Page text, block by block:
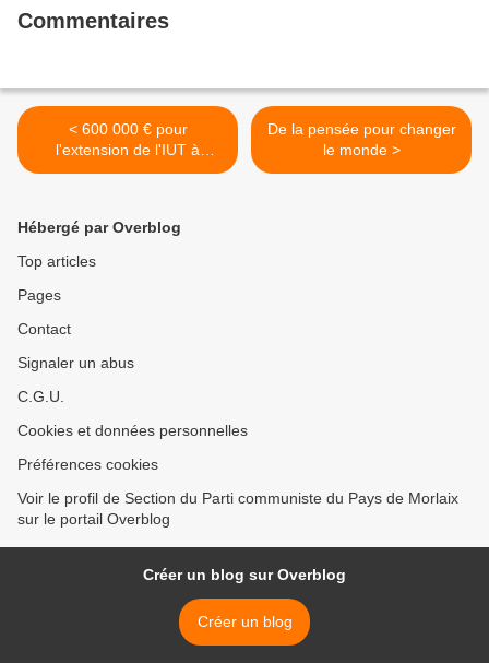
Commentaires
< 600 000 € pour
l'extension de l'IUT à
Morlaix et une convention
sur la conception
gouvernementale de
De la pensée pour changer
le monde >
Hébergé par Overblog
Top articles
Pages
Contact
Signaler un abus
C.G.U.
Cookies et données personnelles
Préférences cookies
Voir le profil de Section du Parti communiste du Pays de Morlaix
sur le portail Overblog
Créer un blog sur Overblog
Créer un blog